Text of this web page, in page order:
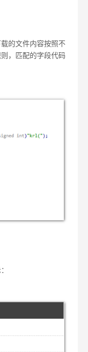
的文件内容按照不
，匹配的字段代码